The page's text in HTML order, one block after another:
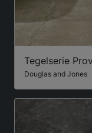
Tegelserie
Douglas and Jones